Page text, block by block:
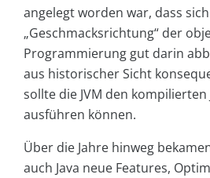
angelegt worden war, dass sich
„Geschmacksrichtung“ der
Programmierung gut darin
aus historischer Sicht
sollte die JVM den kompilierten
ausführen können.
Über die Jahre hinweg
auch Java neue Features,